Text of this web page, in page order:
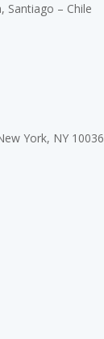
Santiago – Chile
York, NY 10036